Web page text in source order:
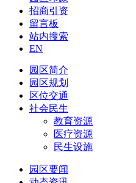
招商引资
留言板
站内搜索
EN
园区简介
园区规划
区位交通
社会民生
教育资源
医疗资源
民生设施
园区要闻